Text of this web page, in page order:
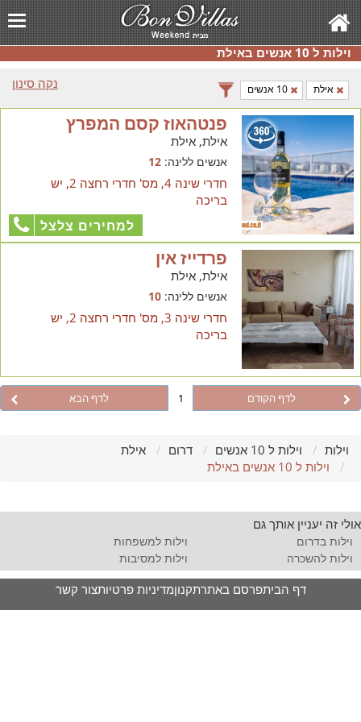
וילות ל 10 אנשים באילת
נקה סינון
אילת 10 אנשים
פנטהאוז קסם המפרץ
אילת, אילת
אנשים ללינה:12
חדרי שינה 4, מס' חדרי רחצה 2, יש
בריכה
למחירים צלצל
פרדייז אין
אילת, אילת
אנשים ללינה:10
חדרי שינה 3, מס' חדרי רחצה 2, יש
בריכה
לדף הקודם 1 לדף הבא
וילות וילות ל 10 אנשים דרום
אילת
וילות ל 10 אנשים באילת
אולי זה יעניין אותך גם
וילות בדרום
וילות למשפחות
וילות להשכרה
וילות למסיבות
דף הביתפרסם באתרתקנוןמדיניות פרטיותצור קשר